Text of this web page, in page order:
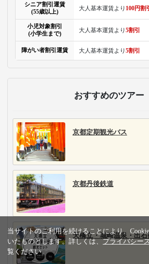
シニア割引運賃
(55歳以上)
大人基本運賃より 100円割引
小児対象割引
(小学生まで)
大人基本運賃より 5割引
障がい者割引運賃 大人基本運賃より 5割引
おすすめのツアー
京都定期観光バス
京都丹後鉄道
天橋立・城崎温泉・出石
当サイトのご利用を続けることにより、
いたものとします。詳しくは、 プライバシー
覧ください。